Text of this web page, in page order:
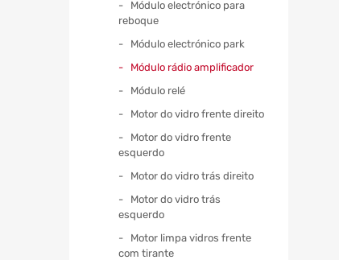
Módulo electrónico para
reboque
Módulo electrónico park
Módulo rádio amplificador
Módulo relé
Motor do vidro frente direito
Motor do vidro frente
esquerdo
Motor do vidro trás direito
Motor do vidro trás
esquerdo
Motor limpa vidros frente
com tirante